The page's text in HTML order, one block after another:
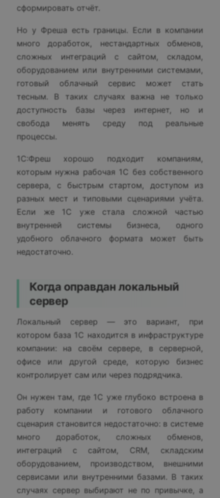
сформировать отчёт.
Но у Фреша есть границы. Если в компании
много доработок, нестандартных обменов,
сложных интеграций с сайтом, складом,
оборудованием или внутренними системами,
готовый облачный сервис может стать
тесным. В таких случаях важна не только
доступность базы через интернет, но и
свобода менять среду под реальные
процессы.
1С:Фреш хорошо подходит компаниям,
которым нужна рабочая 1С без собственного
сервера, с быстрым стартом, доступом из
разных мест и типовыми сценариями учёта.
Если же 1С уже стала сложной частью
внутренней системы бизнеса, одного
удобного облачного формата может быть
недостаточно.
Когда оправдан локальный
сервер
Локальный сервер — это вариант, при
котором база 1С находится в инфраструктуре
компании: на своём сервере, в серверной,
офисе или другой среде, которую бизнес
контролирует сам или через подрядчика.
Он нужен там, где 1С уже глубоко встроена в
работу компании и готового облачного
сценария становится недостаточно: в системе
много доработок, сложных обменов,
интеграций с сайтом, CRM, складским
оборудованием, производством, внешними
сервисами или внутренними базами. В таких
случаях сервер выбирают не по привычке, а